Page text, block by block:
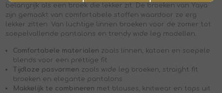
belangrijk als een broek die lekker zit. De broeken van Yaya
zijn gemaakt van comfortabele stoffen waardoor ze erg
lekker zitten. Van luchtige linnen broeken voor de zomer tot
soepelvallende pantalons en trendy wide leg modellen.
Comfortabele materialen zoals linnen, katoen en soepele
blends voor een prettige fit.
Tijdloze pasvormen zoals wide leg broeken, straight fit
broeken en elegante pantalons.
Makkelijk te combineren met blouses, knitwear en tops uit